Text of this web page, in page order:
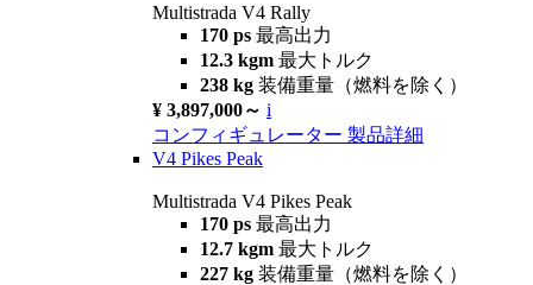
Multistrada V4 Rally
170 ps 最高出力
12.3 kgm 最大トルク
238 kg 装備重量（燃料を除く）
¥ 3,897,000～ i
コンフィギュレーター 製品詳細
V4 Pikes Peak
Multistrada V4 Pikes Peak
170 ps 最高出力
12.7 kgm 最大トルク
227 kg 装備重量（燃料を除く）